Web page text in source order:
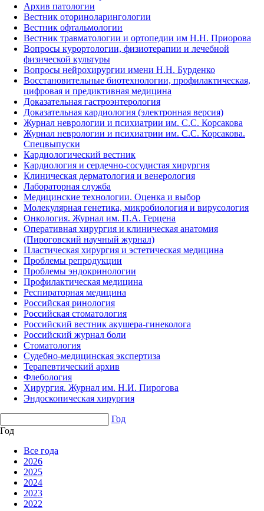
Архив патологии
Вестник оториноларингологии
Вестник офтальмологии
Вестник травматологии и ортопедии им Н.Н. Приорова
Вопросы курортологии, физиотерапии и лечебной
физической культуры
Вопросы нейрохирургии имени Н.Н. Бурденко
Восстановительные биотехнологии, профилактическая,
цифровая и предиктивная медицина
Доказательная гастроэнтерология
Доказательная кардиология (электронная версия)
Журнал неврологии и психиатрии им. С.С. Корсакова
Журнал неврологии и психиатрии им. С.С. Корсакова.
Спецвыпуски
Кардиологический вестник
Кардиология и сердечно-сосудистая хирургия
Клиническая дерматология и венерология
Лабораторная служба
Медицинские технологии. Оценка и выбор
Молекулярная генетика, микробиология и вирусология
Онкология. Журнал им. П.А. Герцена
Оперативная хирургия и клиническая анатомия
(Пироговский научный журнал)
Пластическая хирургия и эстетическая медицина
Проблемы репродукции
Проблемы эндокринологии
Профилактическая медицина
Респираторная медицина
Российская ринология
Российская стоматология
Российский вестник акушера-гинеколога
Российский журнал боли
Стоматология
Судебно-медицинская экспертиза
Терапевтический архив
Флебология
Хирургия. Журнал им. Н.И. Пирогова
Эндоскопическая хирургия
Год
Год
Все года
2026
2025
2024
2023
2022